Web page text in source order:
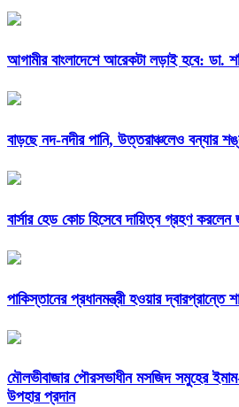
আগামীর বাংলাদেশে আরেকটা লড়াই হবে: ডা.
বাড়ছে নদ-নদীর পানি, উত্তরাঞ্চলেও বন্যার
বার্সার হেড কোচ হিসেবে দায়িত্ব গ্রহণ করলেন
পাকিস্তানের প্রধানমন্ত্রী হওয়ার দ্বারপ্রান্তে
মৌলভীবাজার পৌরসভাধীন মসজিদ সমুহের
উপহার প্রদান